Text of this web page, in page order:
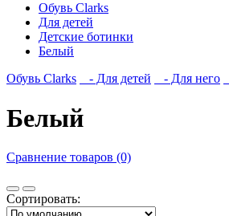
Обувь Clarks
Для детей
Детские ботинки
Белый
Обувь Clarks
- Для детей - Для него
Белый
Сравнение товаров (0)
Сортировать: